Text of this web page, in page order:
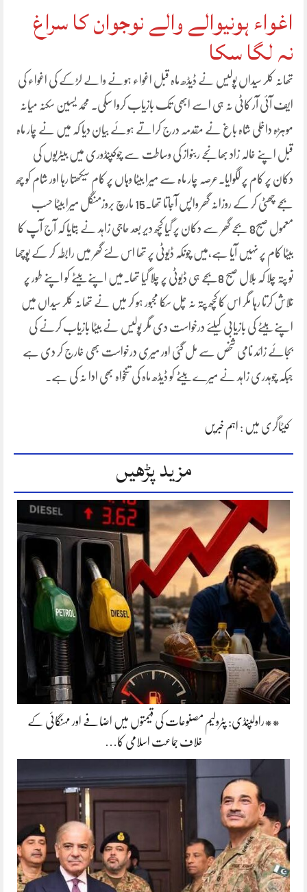
اغواء ہونیوالے والے نوجوان کا سراغ
نہ لگا سکا
تھانہ کلر سیداں پولیس نے ڈیڈھ ماہ قبل اغواء ہونے والے لڑکے کی اغواء کی
ایف آئی آر کاٹی نہ ہی اسے ابھی تک بازیاب کروا سکی۔ محمد یسین سکنہ میانہ
موہڑہ داخلی شاہ باغ نے مقدمہ درج کراتے ہوئے بیان دیا کہ میں نے چار ماہ
قبل اپنے خالہ زاد بھانجے ربنواز کی وساطت سے چوکپنڈوری میں بیٹریوں کی
دکان پر کام پر لگوایا۔عرصہ چار ماہ سے میرا بیٹا وہاں پر کام سیکھتا رہا اور شام کو چھ
بجے چھٹی کر کے روزانہ گھر واپس آجاتا تھا۔15 مارچ بروزمنگل میرا بیٹا حسب
معمول صبح8 بجے گھر سے دکان پر گیا کچھ دیر بعد حاجی زاہد نے بتایا کہ آج آپ کا
بیٹا کام پر نہیں آیا ہے،میں چونکہ ڈیوٹی پر تھا اس لئے گھر میں رابطہ کر کے پوچھا
تو پتہ چلا کہ بلال صبح 8بجے ہی ڈیوٹی پر چلا گیا تھا۔میں اپنے بیٹے کو اپنے طور پر
تلاش کرتا رہا مگر اس کا کچھ پتہ نہ چل سکا مجبور ہو کر میں نے تھانہ کلر سیداں میں
اپنے بیٹے کی بازیابی کیلئے درخواست دی مگر پولیس نے بیٹا بازیاب کرنے کی
بجائے زائد نامی شخص سے مل گئی اور میری درخواست بھی خارج کر دی ہے
جبکہ چوہدری زاہد نے میرے بیٹے کو ڈیڈھ ماہ کی تنخواہ بھی ادا نہ کی ہے۔
کیٹاگری میں : اہم خبریں
مزید پڑھیں
**راولپنڈی: پٹرولیم مصنوعات کی قیمتوں میں اضافے اور مہنگائی کے
خلاف جماعت اسلامی کا…